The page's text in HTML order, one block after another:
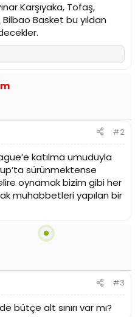
Karşıyaka, Tofaş,
Basket bu yıldan
#2
katılma umuduyla
sürünmektense
oynamak bizim gibi her
muhabbetleri yapılan bir
#3
bütçe alt sınırı var mı?